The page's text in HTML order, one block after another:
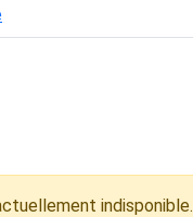
indisponible.